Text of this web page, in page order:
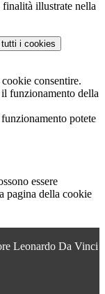
illustrate nella
i cookies
consentire.
funzionamento della
potete
essere
pagina della cookie
Leonardo Da Vinci